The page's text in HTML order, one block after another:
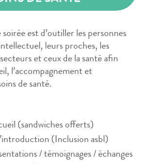
est d’outiller les personnes
leurs proches, les
et ceux de la santé afin
l’accompagnement et
de santé.
(sandwiches offerts)
(Inclusion asbl)
/ témoignages / échanges